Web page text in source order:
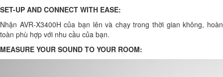
SET-UP AND CONNECT WITH EASE:
Nhận AVR-X3400H của bạn lên và chạy trong thời gian không, hoàn
toàn phù hợp với nhu cầu của bạn.
MEASURE YOUR SOUND TO YOUR ROOM: